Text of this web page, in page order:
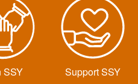
SSY Support SSY